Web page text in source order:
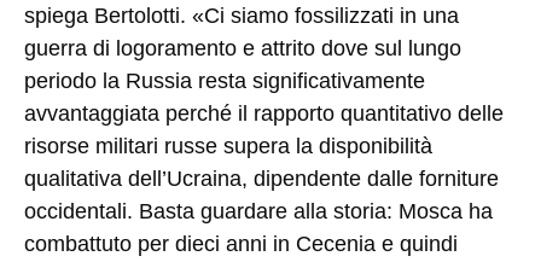
spiega Bertolotti. «Ci siamo fossilizzati in una
guerra di logoramento e attrito dove sul lungo
periodo la Russia resta significativamente
avvantaggiata perché il rapporto quantitativo delle
risorse militari russe supera la disponibilità
qualitativa dell’Ucraina, dipendente dalle forniture
occidentali. Basta guardare alla storia: Mosca ha
combattuto per dieci anni in Cecenia e quindi